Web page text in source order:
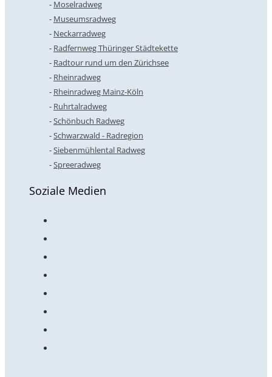
Moselradweg
Museumsradweg
Neckarradweg
Radfernweg Thüringer Städtekette
Radtour rund um den Zürichsee
Rheinradweg
Rheinradweg Mainz-Köln
Ruhrtalradweg
Schönbuch Radweg
Schwarzwald - Radregion
Siebenmühlental Radweg
Spreeradweg
Soziale Medien